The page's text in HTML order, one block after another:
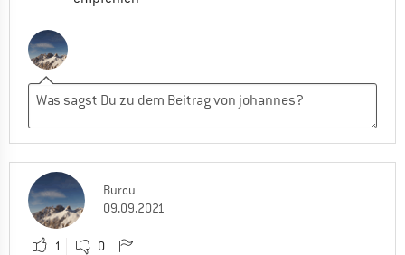
Burcu
09.09.2021
1 0